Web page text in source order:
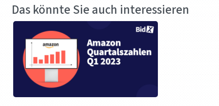
Das könnte Sie auch interessieren